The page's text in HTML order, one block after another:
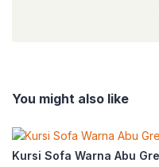
You might also like
Kursi Sofa Warna Abu